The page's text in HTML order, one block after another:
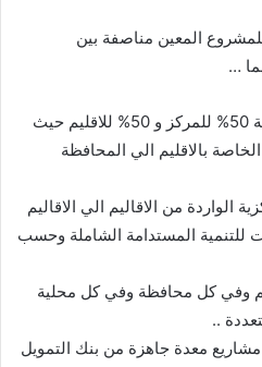
للمشروع المعين مناصفة بين
توزع ايرادات الاقليم الكلية بنسبة 50% للمركز و 50% للاقليم حيث
قيمة 10% من قيمة 50% الخاصة بالاقليم الي المحافظة
الواردة من الاقاليم الي الاقاليم
للتنمية المستدامة الشاملة وحسب
وفي كل محافظة وفي كل محلية
..
مشاريع معدة جاهزة من بنك التمويل